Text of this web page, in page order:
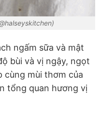
ngấm sữa và mật
bùi và vị ngậy, ngọt
cùng mùi thơm của
tổng quan hương vị